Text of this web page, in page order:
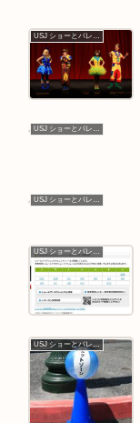
USJ ショーとパレード
USJ ショーとパレード
USJ ショーとパレード
USJ ショーとパレード